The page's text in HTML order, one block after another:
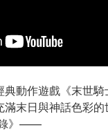
典動作遊戲《末世
末日與神話色彩的
錄》——